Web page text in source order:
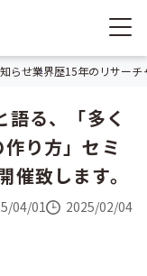
らせ業界歴15年のリサー
る、「多く
り方」セミ
致します。
04/01 2025/02/04